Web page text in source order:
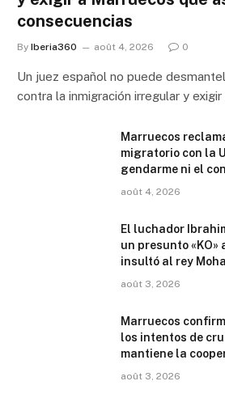
consecuencias
By Iberia360 août 4, 2026 0
Un juez español no puede
contra la inmigración irregular y exigir
Marruecos
migratorio con la
gendarme ni el
août 4, 2026
El luchador
un presunto «KO»
insultó al rey
août 3, 2026
Marruecos
los intentos de
mantiene la
août 3, 2026